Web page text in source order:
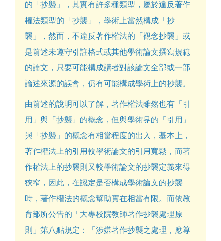
的「抄襲」，其實有許多種類型，屬於違反著作
權法類型的「抄襲」，學術上當然構成「抄
襲」，然而，不違反著作權法的「觀念抄襲」或
是前述未遵守引註格式或其他學術論文撰寫規範
的論文，只要可能構成讀者對該論文全部或一部
論述來源的誤會，仍有可能構成學術上的抄襲。
由前述的說明可以了解，著作權法雖然也有「引
用」與「抄襲」的概念，但與學術界的「引用」
與「抄襲」的概念有相當程度的出入，基本上，
著作權法上的引用較學術論文的引用寬鬆，而著
作權法上的抄襲則又較學術論文的抄襲定義來得
狹窄，因此，在認定是否構成學術論文的抄襲
時，著作權法的概念幫助實在相當有限。而依教
育部所公告的「大專校院教師著作抄襲處理原
則」第八點規定：「涉嫌著作抄襲之處理，應尊